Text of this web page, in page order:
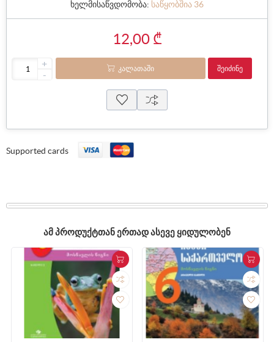
ხელმისაწვდომობა: საწყობშია 36
12,00 ₾
+
-
ᲙᲐᲚᲐᲗᲐᲨᲘ ᲨᲔᲘᲫᲘᲜᲔ
Supported cards
ᲐᲛ ᲞᲠᲝᲓᲣᲥᲢᲗᲐᲜ ᲔᲠᲗᲐᲓ ᲐᲡᲔᲕᲔ ᲧᲘᲓᲣᲚᲝᲑᲔᲜ